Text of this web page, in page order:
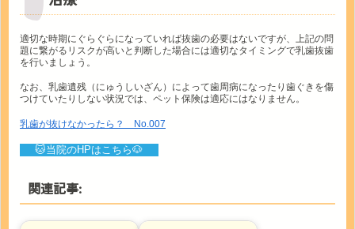
適切な時期にぐらぐらになっていれば抜歯の必要はないですが、上記の問
題に繋がるリスクが高いと判断した場合には適切なタイミングで乳歯抜歯
を行いましょう。
なお、乳歯遺残（にゅうしいざん）によって歯周病になったり歯ぐきを傷
つけていたりしない状況では、ペット保険は適応にはなりません。
乳歯が抜けなかったら？ No.007
🐱当院のHPはこちら🐶
関連記事: